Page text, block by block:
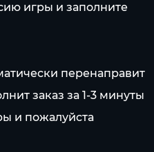
игры и заполните
перенаправит
заказ за 1-3 минуты
и пожалуйста